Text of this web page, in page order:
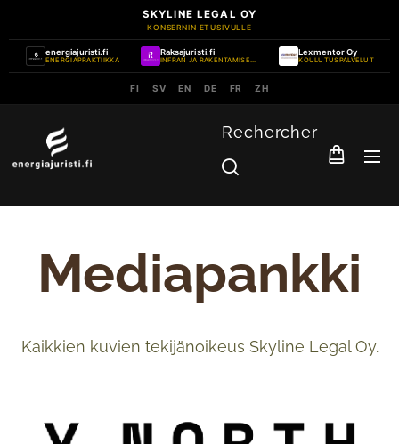
SKYLINE LEGAL OY
KONSERNIN ETUSIVULLE
energiajuristi.fi
ENERGIAPRAKTIIKKA
Raksajuristi.fi
INFRAN JA RAKENTAMISEN PRAKTIIKKA
Lexmentor Oy
KOULUTUSPALVELUT
FI SV EN DE FR ZH
Rechercher
Mediapankki
Kaikkien kuvien tekijänoikeus Skyline Legal Oy.